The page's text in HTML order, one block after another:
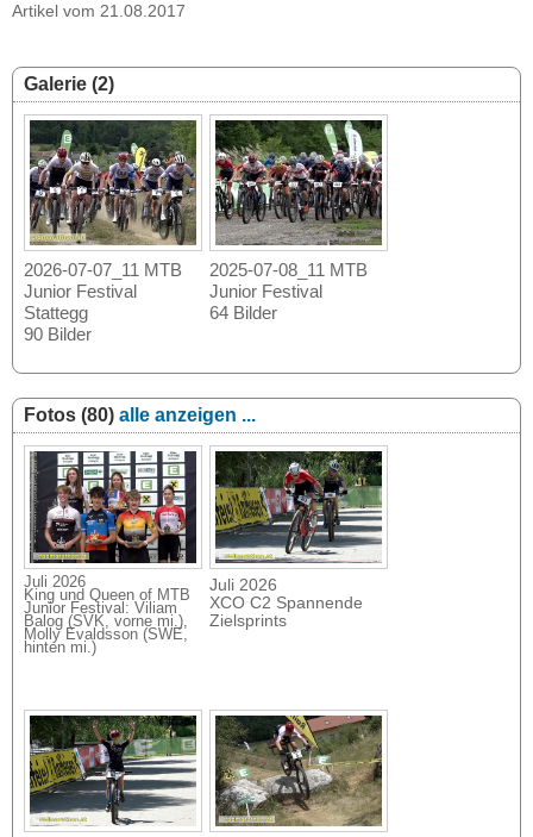
Artikel vom 21.08.2017
Galerie (2)
2026-07-07_11 MTB
Junior Festival
Stattegg
90 Bilder
2025-07-08_11 MTB
Junior Festival
64 Bilder
Fotos (80) alle anzeigen ...
Juli 2026
King und Queen of MTB
Junior Festival: Viliam
Balog (SVK, vorne mi.),
Molly Evaldsson (SWE,
hinten mi.)
Juli 2026
XCO C2 Spannende
Zielsprints